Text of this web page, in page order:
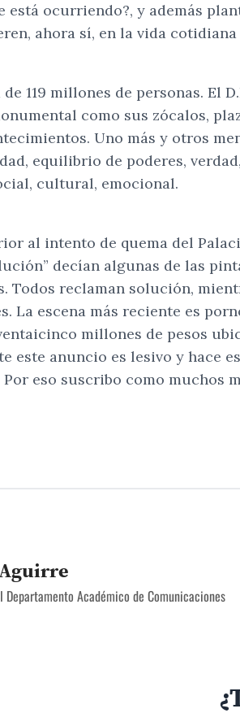
está ocurriendo?, y además
ahora sí, en la vida
119 millones de personas. El
como sus zócalos,
Uno más y otros
equilibrio de poderes,
cultural, emocional.
al intento de quema del
decían algunas de las
Todos reclaman solución,
La escena más reciente es
millones de pesos
este anuncio es lesivo y hace
eso suscribo como muchos
Departamento Académico de Comunicaciones